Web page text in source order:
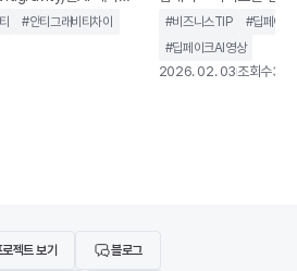
환경을 말합니다. 단순
구가 아니라,개발 작업
조를 지향합니다.기
#안티그래비티차이
굴이나 음성을 합성하
생성할 수 있는 웹 기반
니다.과거에는 전문 장
#비즈니스TIP #딥페이
#딥페이크AI영상
2026. 02. 03조회수
젝트 보기 블로그